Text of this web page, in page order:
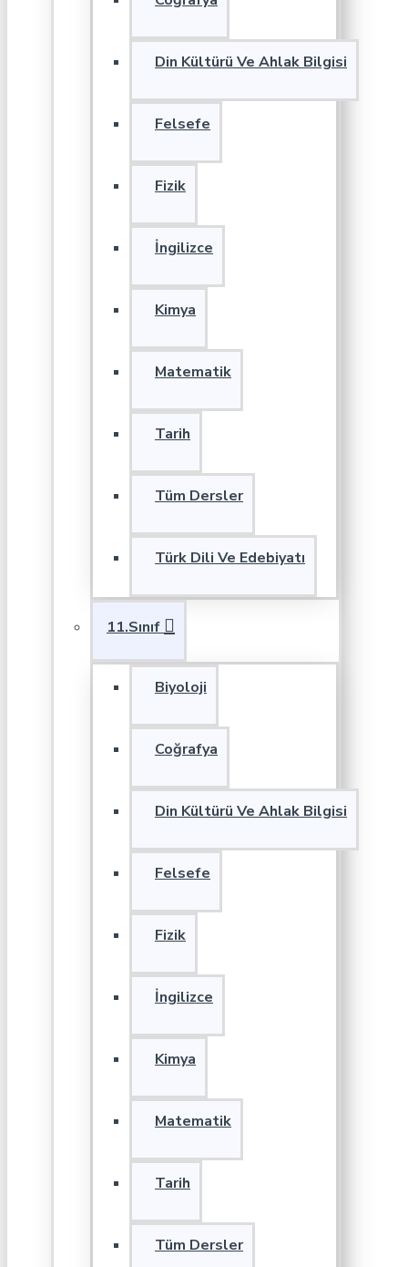
Din Kültürü Ve Ahlak Bilgisi
Felsefe
Fizik
İngilizce
Kimya
Matematik
Tarih
Tüm Dersler
Türk Dili Ve Edebiyatı
11.Sınıf
Biyoloji
Coğrafya
Din Kültürü Ve Ahlak Bilgisi
Felsefe
Fizik
İngilizce
Kimya
Matematik
Tarih
Tüm Dersler